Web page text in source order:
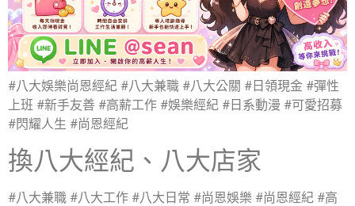
#八大娛樂尚恩經紀 #八大兼職 #八大公關 #日領現金 #彈性
上班 #新手友善 #高薪工作 #娛樂經紀 #日系動漫 #可愛招募
#閃耀人生 #尚恩經紀
換八大經紀、八大店家
#八大兼職 #八大工作 #八大日常 #尚恩娛樂 #尚恩經紀 #高